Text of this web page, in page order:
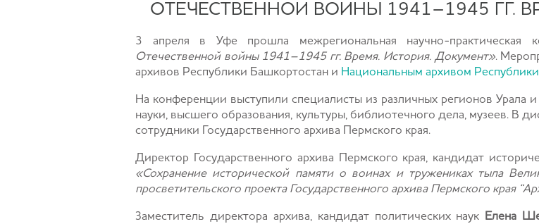
ОТЕЧЕСТВЕННОЙ ВОЙНЫ 1941–1945 ГГ.
3 апреля в Уфе прошла межрегиональная научно-практическая
Отечественной войны 1941–1945 гг. Время. История. Документ».
архивов Республики Башкортостан и Национальным архивом
На конференции выступили специалисты из различных регионов
науки, высшего образования, культуры, библиотечного дела, музеев. В
сотрудники Государственного архива Пермского края.
Директор Государственного архива Пермского края, кандидат
«Сохранение исторической памяти о воинах и тружениках тыла
просветительского проекта Государственного архива Пермского края
Заместитель директора архива, кандидат политических наук Елена